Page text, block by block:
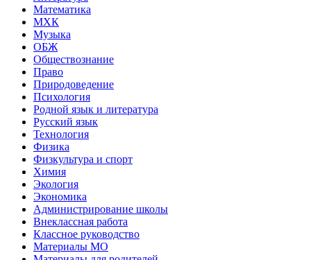
Математика
МХК
Музыка
ОБЖ
Обществознание
Право
Природоведение
Психология
Родной язык и литература
Русский язык
Технология
Физика
Физкультура и спорт
Химия
Экология
Экономика
Администрирование школы
Внеклассная работа
Классное руководство
Материалы МО